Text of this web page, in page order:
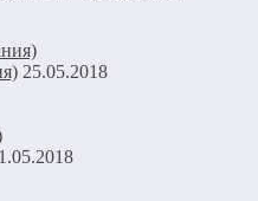
25.05.2018